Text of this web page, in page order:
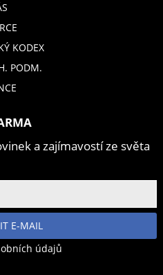
KODEX
PODM.
a zajímavostí ze světa
E-MAIL
údajů